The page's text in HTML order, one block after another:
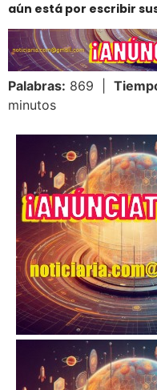
aún está por escribir
Palabras: 869 |
minutos